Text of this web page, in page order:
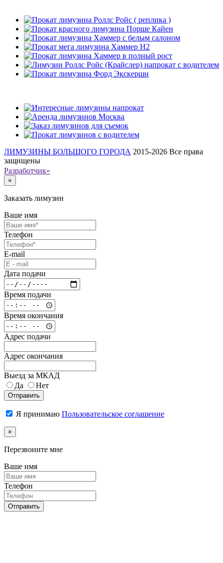
ЛИМУЗИНЫ БОЛЬШОГО ГОРОДА 2015-2026 Все права
защищены
Разработчик»
×
Заказать лимузин
Ваше имя
Телефон
E-mail
Дата подачи
Время подачи
Время окончания
Адрес подачи
Адрес окончания
Выезд за МКАД
Да
Нет
Отправить
Я принимаю Пользовательское соглашение
×
Перезвоните мне
Ваше имя
Телефон
Отправить